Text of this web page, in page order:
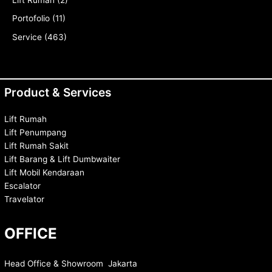
Portofolio (11)
Service (463)
Product & Services
Lift Rumah
Lift Penumpang
Lift Rumah Sakit
Lift Barang & Lift Dumbwaiter
Lift Mobil Kendaraan
Escalator
Travelator
OFFICE
Head Office & Showroom Jakarta